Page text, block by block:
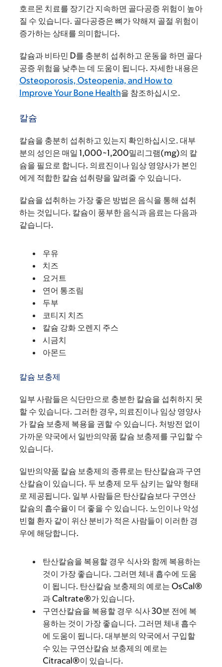
호르몬 치료를 장기간 지속하면 골다공증 위험이 높아
질 수 있습니다. 골다공증은 뼈가 약해져 골절 위험이
증가하는 상태를 의미합니다.
칼슘과 비타민 D를 충분히 섭취하고 운동을 하면 골다
공증 위험을 낮추는 데 도움이 됩니다. 자세한 내용은
Osteoporosis, Osteopenia, and How to
Improve Your Bone Health을 참조하십시오.
칼슘
칼슘을 충분히 섭취하고 있는지 확인하십시오. 대부
분의 성인은 매일 1,000~1,200밀리그램(mg)의 칼
슘을 필요로 합니다. 의료진이나 임상 영양사가 본인
에게 적합한 칼슘 섭취량을 알려줄 수 있습니다.
칼슘을 섭취하는 가장 좋은 방법은 음식을 통해 섭취
하는 것입니다. 칼슘이 풍부한 음식과 음료는 다음과
같습니다.
우유
치즈
요거트
연어 통조림
두부
코티지 치즈
칼슘 강화 오렌지 주스
시금치
아몬드
칼슘 보충제
일부 사람들은 식단만으로 충분한 칼슘을 섭취하지 못
할 수 있습니다. 그러한 경우, 의료진이나 임상 영양사
가 칼슘 보충제 복용을 권할 수 있습니다. 처방전 없이
가까운 약국에서 일반의약품 칼슘 보충제를 구입할 수
있습니다.
일반의약품 칼슘 보충제의 종류로는 탄산칼슘과 구연
산칼슘이 있습니다. 두 보충제 모두 삼키는 알약 형태
로 제공됩니다. 일부 사람들은 탄산칼슘보다 구연산
칼슘의 흡수율이 더 좋을 수 있습니다. 노인이나 악성
빈혈 환자 같이 위산 분비가 적은 사람들이 이러한 경
우에 해당합니다.
탄산칼슘을 복용할 경우 식사와 함께 복용하는
것이 가장 좋습니다. 그러면 체내 흡수에 도움
이 됩니다. 탄산칼슘 보충제의 예로는 OsCal®
과 Caltrate®가 있습니다.
구연산칼슘을 복용할 경우 식사 30분 전에 복
용하는 것이 가장 좋습니다. 그러면 체내 흡수
에 도움이 됩니다. 대부분의 약국에서 구입할
수 있는 구연산칼슘 보충제의 예로는
Citracal®이 있습니다.